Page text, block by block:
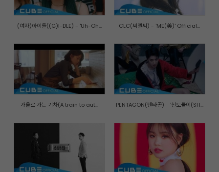
(여자)아이들((G)I-DLE) - 'Uh-Oh... CLC(씨엘씨) - 'ME(美)' Official...
가을로 가는 기차(A train to aut... PENTAGON(펜타곤) - '신토불이(SH...